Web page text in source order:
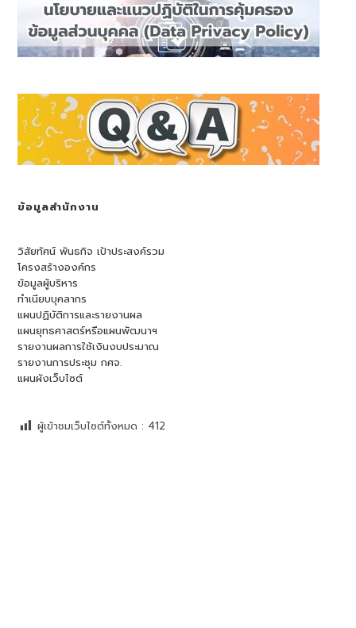
ข้อมูลสำนักงาน
วิสัยทัศน์ พันธกิจ เป้าประสงค์รวม
โครงสร้างองค์กร
ข้อมูลผู้บริหาร
ทำเนียบบุคลากร
แผนปฏิบัติการและรายงานผล
แผนยุทธศาสตร์หรือแผนพัฒนาฯ
รายงานผลการใช้เงินงบประมาณ
รายงานการประชุม กศจ.
แผนผังเว็บไซต์
ผู้เข้าชมเว็บไซต์ทั้งหมด : 412